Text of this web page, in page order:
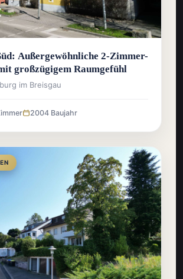
Außergewöhnliche 2-Zimmer-
großzügigem Raumgefühl
im Breisgau
2004 Baujahr